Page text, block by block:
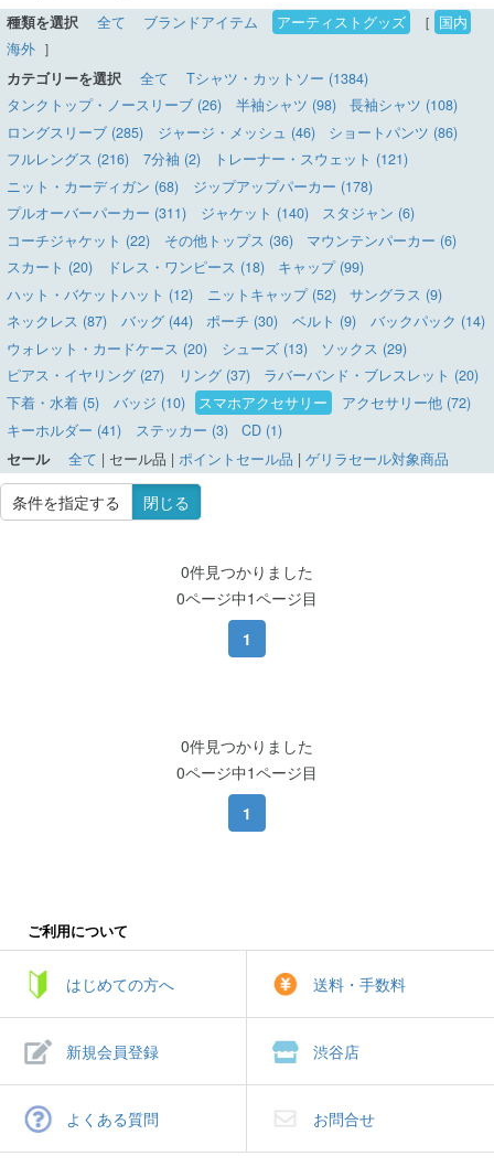
種類を選択 全て ブランドアイテム アーティストグッズ ［ 国内
海外 ］
カテゴリーを選択
全て
Tシャツ・カットソー (1384)
タンクトップ・ノースリーブ (26)
半袖シャツ (98)
長袖シャツ (108)
ロングスリーブ (285)
ジャージ・メッシュ (46)
ショートパンツ (86)
フルレングス (216)
7分袖 (2)
トレーナー・スウェット (121)
ニット・カーディガン (68)
ジップアップパーカー (178)
プルオーバーパーカー (311)
ジャケット (140)
スタジャン (6)
コーチジャケット (22)
その他トップス (36)
マウンテンパーカー (6)
スカート (20)
ドレス・ワンピース (18)
キャップ (99)
ハット・バケットハット (12)
ニットキャップ (52)
サングラス (9)
ネックレス (87)
バッグ (44) ポーチ (30) ベルト (9)
バックパック (14)
ウォレット・カードケース (20)
シューズ (13)
ソックス (29)
ピアス・イヤリング (27)
リング (37)
ラバーバンド・ブレスレット (20)
下着・水着 (5)
バッジ (10) スマホアクセサリー
アクセサリー他 (72)
キーホルダー (41)
ステッカー (3)
CD (1)
セール
全て | セール品 | ポイントセール品 | ゲリラセール対象商品
条件を指定する 閉じる
0件見つかりました
0ページ中1ページ目
1
0件見つかりました
0ページ中1ページ目
1
ご利用について
はじめての方へ 送料・手数料
新規会員登録 渋谷店
よくある質問 お問合せ